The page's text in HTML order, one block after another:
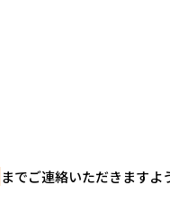
までご連絡いただきますよ